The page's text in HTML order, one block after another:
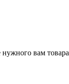
вам товара